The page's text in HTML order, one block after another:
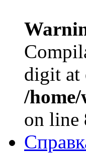
digit at
/
on line